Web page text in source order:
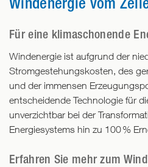
Für eine klimaschonende
Windenergie ist aufgrund der
Stromgestehungskosten, des
und der immensen
entscheidende Technologie für
unverzichtbar bei der
Energiesystems hin zu 100 %
Erfahren Sie mehr zum